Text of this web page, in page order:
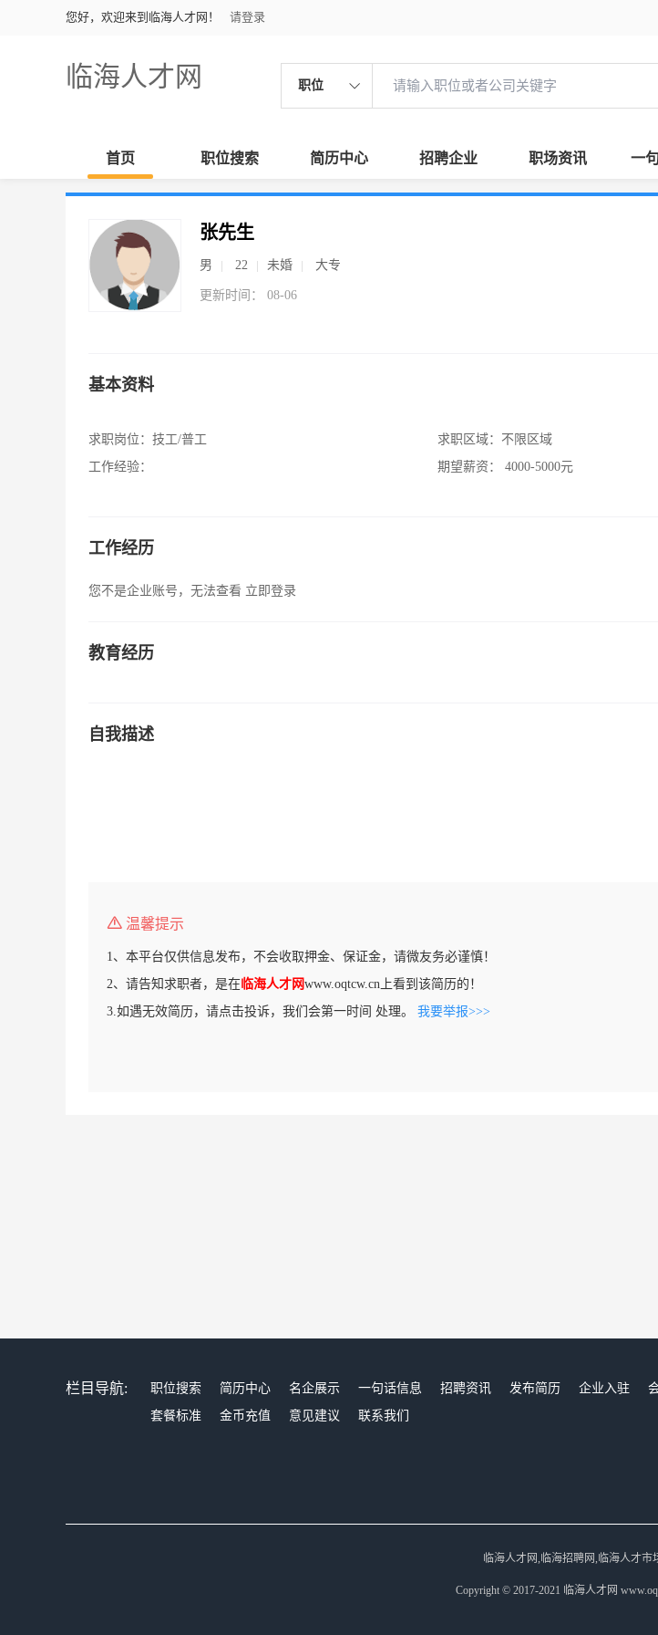
您好，欢迎来到临海人才网！ 请登录
临海人才网 职位
首页 职位搜索 简历中心 招聘企业 职场资讯 一
张先生
男 22 未婚 大专
更新时间： 08-06
基本资料
求职岗位： 技工/普工
工作经验：
求职区域： 不限区域
期望薪资：
4000-5000元
工作经历
您不是企业账号，无法查看 立即登录
教育经历
自我描述
温馨提示
1、本平台仅供信息发布，不会收取押金、保证金，请微友务必谨慎！
2、请告知求职者，是在 临海人才网www.oqtcw.cn上看到该简历的！
3.如遇无效简历，请点击投诉，我们会第一时间 处理。 我要举报>>>
栏目导航: 职位搜索 简历中心 名企展示 一句话信息 招聘资讯 发布简历 企业入驻
套餐标准
金币充值 意见建议 联系我们
临海人才网,临海招聘网,临海人才市
Copyright © 2017-2021 临海人才网